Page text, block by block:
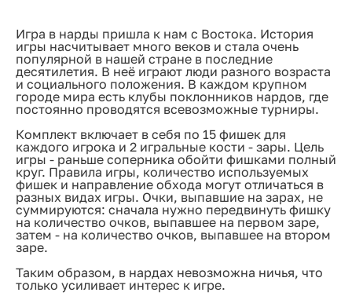
Игра в нарды пришла к нам с Востока. История
игры насчитывает много веков и стала очень
популярной в нашей стране в последние
десятилетия. В неё играют люди разного возраста
и социального положения. В каждом крупном
городе мира есть клубы поклонников нардов, где
постоянно проводятся всевозможные турниры.
Комплект включает в себя по 15 фишек для
каждого игрока и 2 игральные кости - зары. Цель
игры - раньше соперника обойти фишками полный
круг. Правила игры, количество используемых
фишек и направление обхода могут отличаться в
разных видах игры. Очки, выпавшие на зарах, не
суммируются: сначала нужно передвинуть фишку
на количество очков, выпавшее на первом заре,
затем - на количество очков, выпавшее на втором
заре.
Таким образом, в нардах невозможна ничья, что
только усиливает интерес к игре.